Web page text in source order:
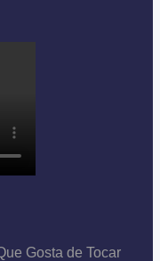
Gosta de Tocar